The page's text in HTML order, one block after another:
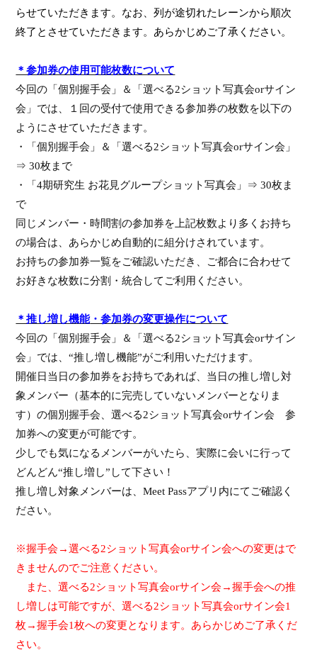
らせていただきます。なお、列が途切れたレーンから順次
終了とさせていただきます。あらかじめご了承ください。
＊参加券の使用可能枚数について
今回の「個別握手会」＆「選べる2ショット写真会orサイン
会」では、１回の受付で使用できる参加券の枚数を以下の
ようにさせていただきます。
・「個別握手会」＆「選べる2ショット写真会orサイン会」
⇒30枚まで
・
「4期研究生 お花見グループショット写真会」 ⇒ 30枚ま
で
同じメンバー・時間割の参加券を 上記枚数より多くお持ち
の場合は、あらかじめ自動的に組分けされています。
お持ちの参加券一覧をご確認いただき、
ご都合に合わせて
お好きな枚数に分割 ・統合 してご利用ください。
＊推し増し機能・参加券の変更操作について
今回の 「個別握手会」＆「選べる2ショット写真会orサイン
会」 では、“推し増し機能”がご利用いただけます。
開催日当日の参加券をお持ちであれば、 当日の推し増し対
象メンバー（基本的に完売していないメンバーとなりま
す）の個別握手会、選べる2ショット写真会orサイン会 参
加券への変更が可能です。
少しでも気になるメンバーがいたら、実際に会いに行って
どんどん“推し増し” して下さい！
推し増し対象メンバーは、Meet Passアプリ内にてご確認く
ださい。
※握手会→選べる2ショット写真会orサイン会への変更はで
きませんのでご注意ください。
また、選べる2ショット写真会orサイン会→握手会への推
し増しは可能ですが、選べる2ショット写真会orサイン会1
枚→握手会1枚への変更となります。あらかじめご了承くだ
さい。